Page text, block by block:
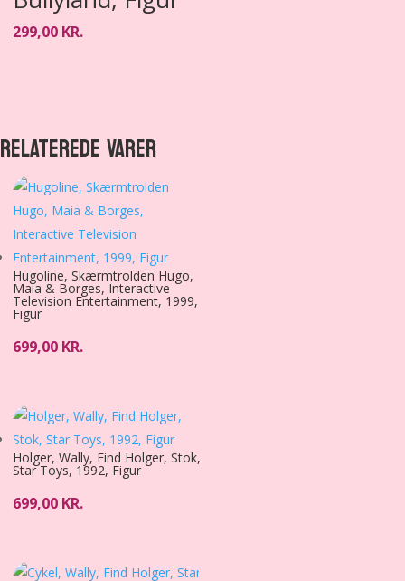
299,00 KR.
RELATEREDE VARER
Hugoline, Skærmtrolden Hugo,
Maia & Borges, Interactive
Television Entertainment, 1999,
Figur
699,00 KR.
Holger, Wally, Find Holger, Stok,
Star Toys, 1992, Figur
699,00 KR.